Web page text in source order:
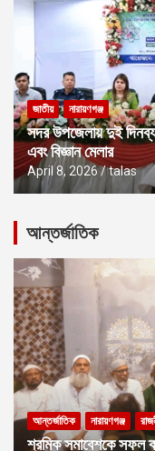
জাতীয় নারায়ণগঞ্জ
সদর উপজেলায় দুই
এবং বিজ্ঞান মেলার
April 8, 2026 talas
আন্তর্জাতিক
আন্তর্জাতিক নারায়ণগঞ্জ
শ্রমিক সমাবেশকে সফল